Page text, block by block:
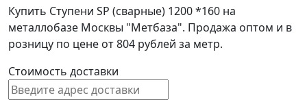
Купить Ступени SP (сварные) 1200 *160 на
металлобазе Москвы "Метбаза". Продажа оптом и в
розницу по цене от 804 рублей за метр.
Стоимость доставки